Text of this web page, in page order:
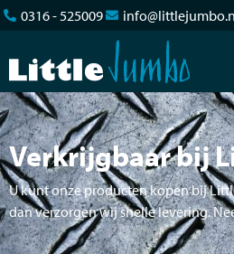
0316 - 525009
Verkrijgbaar bij
U kunt onze producten kopen bij
dan verzorgen wij snelle levering.